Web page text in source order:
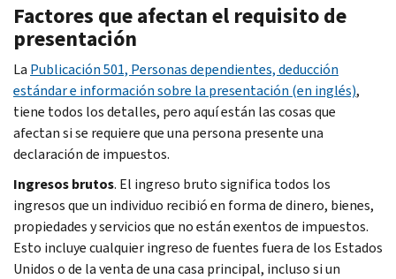
Factores que afectan el requisito de
presentación
La Publicación 501, Personas dependientes, deducción
estándar e información sobre la presentación (en inglés),
tiene todos los detalles, pero aquí están las cosas que
afectan si se requiere que una persona presente una
declaración de impuestos.
Ingresos brutos. El ingreso bruto significa todos los
ingresos que un individuo recibió en forma de dinero, bienes,
propiedades y servicios que no están exentos de impuestos.
Esto incluye cualquier ingreso de fuentes fuera de los Estados
Unidos o de la venta de una casa principal, incluso si un